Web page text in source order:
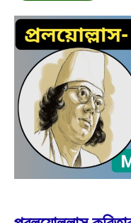
সেট-
সাজেশন
২০২৬
Madhyamik
2026
Bengali
Practice
Set